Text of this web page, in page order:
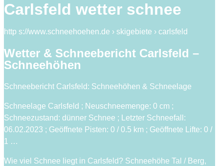
Carlsfeld wetter schnee
http s://www.schneehoehen.de › skigebiete › carlsfeld
Wetter & Schneebericht Carlsfeld –
Schneehöhen
Schneebericht Carlsfeld: Schneehöhen & Schneelage
Schneelage Carlsfeld ; Neuschneemenge: 0 cm ;
Schneezustand: dünner Schnee ; Letzter Schneefall:
06.02.2023 ; Geöffnete Pisten: 0 / 0.5 km ; Geöffnete Lifte: 0 /
1 …
Wie viel Schnee liegt in Carlsfeld? Schneehöhe Tal / Berg,